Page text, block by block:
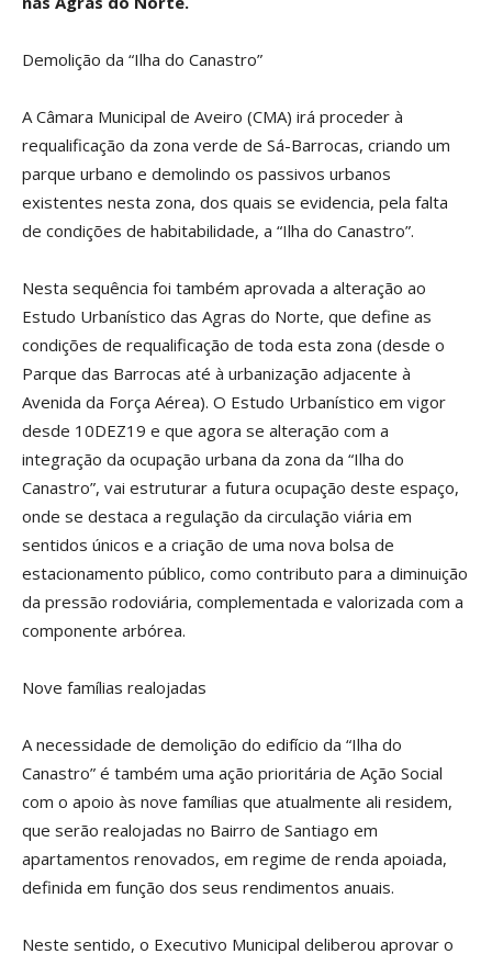
Demolição da “Ilha do Canastro”
A Câmara Municipal de Aveiro (CMA) irá proceder à
requalificação da zona verde de Sá-Barrocas, criando um
parque urbano e demolindo os passivos urbanos
existentes nesta zona, dos quais se evidencia, pela falta
de condições de habitabilidade, a “Ilha do Canastro”.
Nesta sequência foi também aprovada a alteração ao
Estudo Urbanístico das Agras do Norte, que define as
condições de requalificação de toda esta zona (desde o
Parque das Barrocas até à urbanização adjacente à
Avenida da Força Aérea). O Estudo Urbanístico em vigor
desde 10DEZ19 e que agora se alteração com a
integração da ocupação urbana da zona da “Ilha do
Canastro”, vai estruturar a futura ocupação deste espaço,
onde se destaca a regulação da circulação viária em
sentidos únicos e a criação de uma nova bolsa de
estacionamento público, como contributo para a diminuição
da pressão rodoviária, complementada e valorizada com a
componente arbórea.
Nove famílias realojadas
A necessidade de demolição do edifício da “Ilha do
Canastro” é também uma ação prioritária de Ação Social
com o apoio às nove famílias que atualmente ali residem,
que serão realojadas no Bairro de Santiago em
apartamentos renovados, em regime de renda apoiada,
definida em função dos seus rendimentos anuais.
Neste sentido, o Executivo Municipal deliberou aprovar o